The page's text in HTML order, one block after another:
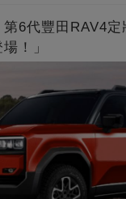
第6代豐田RAV4
！」